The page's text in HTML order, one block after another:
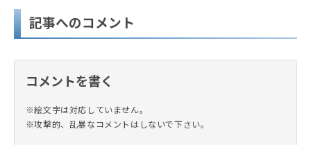
記事へのコメント
コメントを書く
※絵文字は対応していません。
※攻撃的、乱暴なコメントはしないで下さい。